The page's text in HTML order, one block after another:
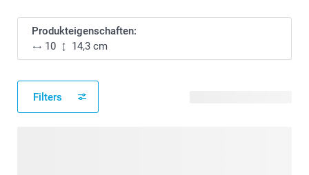
Produkteigenschaften:
10
14,3 cm
Filters